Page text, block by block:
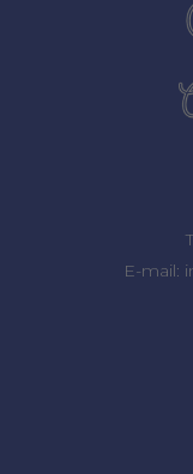
E-mail: